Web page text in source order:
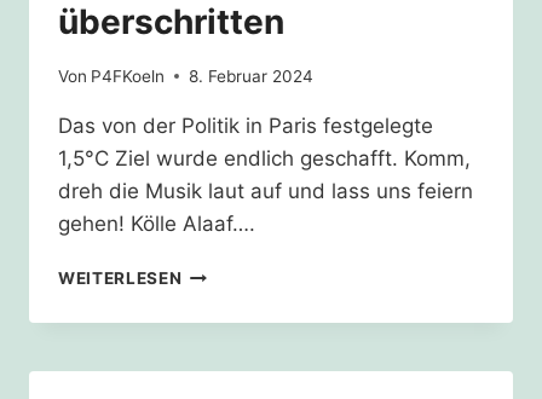
überschritten
Von P4FKoeln 8. Februar 2024
Das von der Politik in Paris festgelegte
1,5°C Ziel wurde endlich geschafft. Komm,
dreh die Musik laut auf und lass uns feiern
gehen! Kölle Alaaf….
WEITERLESEN HURRA!
1,5°C
WURDE